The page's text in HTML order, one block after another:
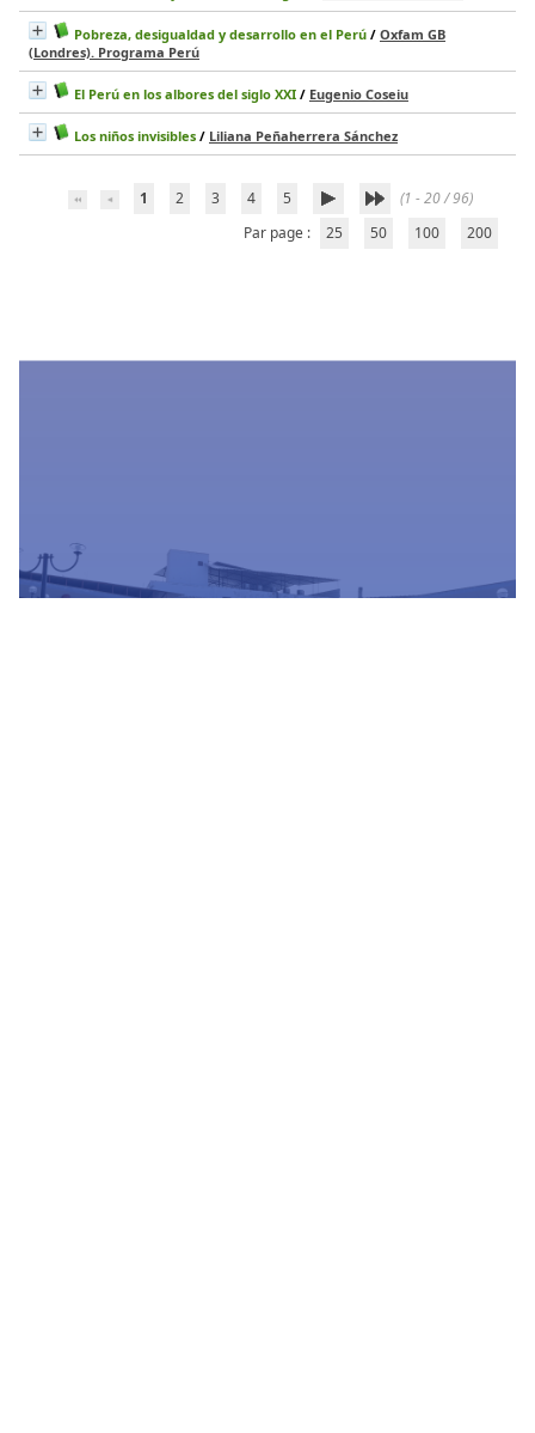
Pobreza, desigualdad y desarrollo en el Perú / Oxfam GB
(Londres). Programa Perú
El Perú en los albores del siglo XXI / Eugenio Coseiu
Los niños invisibles / Liliana Peñaherrera Sánchez
1 2 3 4 5
(1 - 20 / 96)
Par page :
25 50 100 200